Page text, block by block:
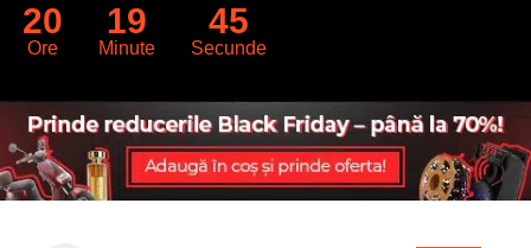
Introduceti numele de utilizator și parola pentru a va autentifica.
20
Ore
19
Minute
44
Secunde